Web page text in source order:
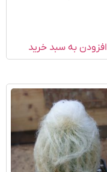
به سبد خرید